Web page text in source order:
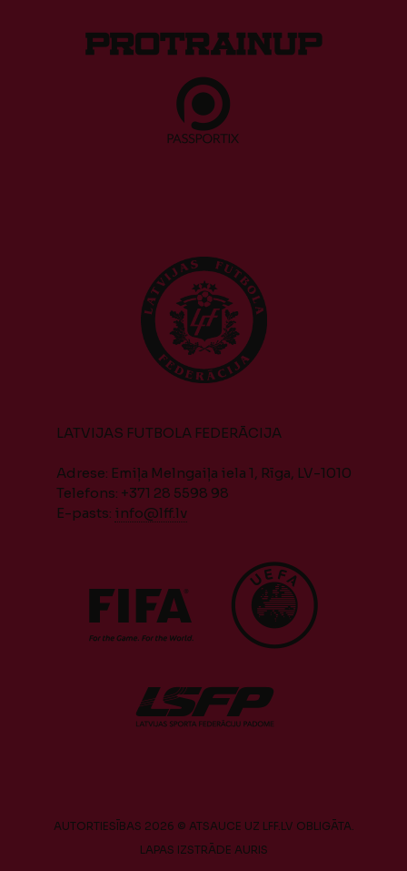
LATVIJAS FUTBOLA FEDERĀCIJA
Adrese: Emiļa Melngaiļa iela 1, Rīga, LV-1010
Telefons: +371 28 5598 98
E-pasts: info@lff.lv
AUTORTIESĪBAS 2026 © ATSAUCE UZ LFF.LV OBLIGĀTA.
LAPAS IZSTRĀDE AURIS